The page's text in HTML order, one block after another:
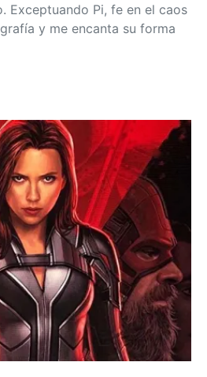
Exceptuando Pi, fe en el caos
y me encanta su forma